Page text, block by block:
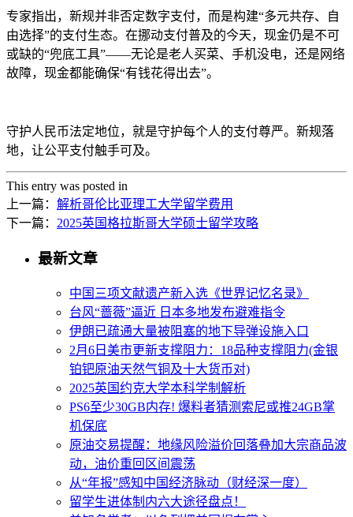
专家指出，新规并非否定数字支付，而是构建“多元共存、自
由选择”的支付生态。在挪动支付普及的今天，现金仍是不可
或缺的“兜底工具”——无论是老人买菜、手机没电，还是网络
故障，现金都能确保“有钱花得出去”。
守护人民币法定地位，就是守护每个人的支付尊严。新规落
地，让公平支付触手可及。
This entry was posted in
上一篇： 解析哥伦比亚理工大学留学费用
下一篇： 2025英国格拉斯哥大学硕士留学攻略
最新文章
中国三项文献遗产新入选《世界记忆名录》
台风“蔷薇”逼近 日本多地发布避难指令
伊朗已疏通大量被阻塞的地下导弹设施入口
2月6日美市更新支撑阻力：18品种支撑阻力(金银
铂钯原油天然气铜及十大货币对)
2025英国约克大学本科学制解析
PS6至少30GB内存! 爆料者猜测索尼或推24GB掌
机保底
原油交易提醒：地缘风险溢价回落叠加大宗商品波
动，油价重回区间震荡
从“年报”感知中国经济脉动（财经深一度）
留学生进体制内六大途径盘点！